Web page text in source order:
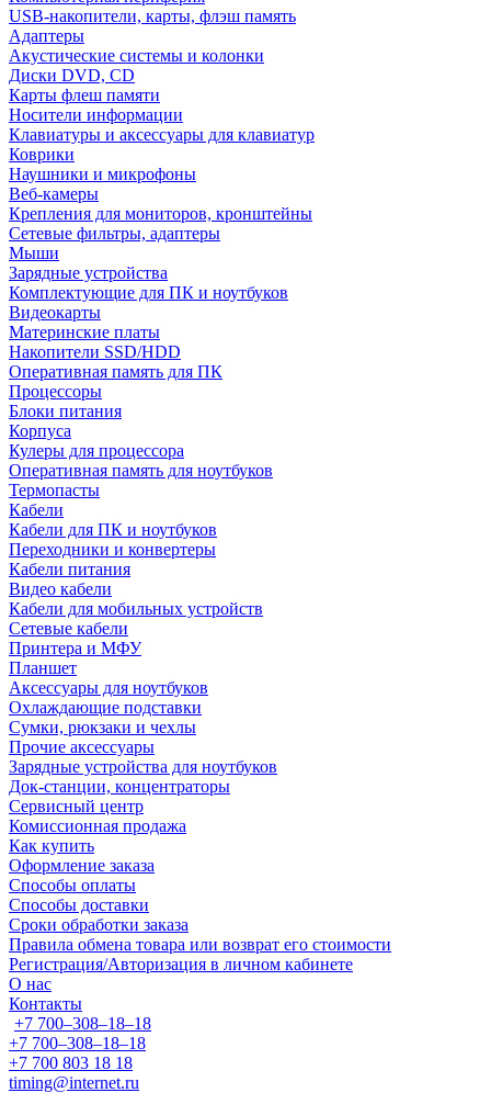
USB-накопители, карты, флэш память
Адаптеры
Акустические системы и колонки
Диски DVD, CD
Карты флеш памяти
Носители информации
Клавиатуры и аксессуары для клавиатур
Коврики
Наушники и микрофоны
Веб-камеры
Крепления для мониторов, кронштейны
Сетевые фильтры, адаптеры
Мыши
Зарядные устройства
Комплектующие для ПК и ноутбуков
Видеокарты
Материнские платы
Накопители SSD/HDD
Оперативная память для ПК
Процессоры
Блоки питания
Корпуса
Кулеры для процессора
Оперативная память для ноутбуков
Термопасты
Кабели
Кабели для ПК и ноутбуков
Переходники и конвертеры
Кабели питания
Видео кабели
Кабели для мобильных устройств
Сетевые кабели
Принтера и МФУ
Планшет
Аксессуары для ноутбуков
Охлаждающие подставки
Сумки, рюкзаки и чехлы
Прочие аксессуары
Зарядные устройства для ноутбуков
Док-станции, концентраторы
Сервисный центр
Комиссионная продажа
Как купить
Оформление заказа
Способы оплаты
Способы доставки
Сроки обработки заказа
Правила обмена товара или возврат его стоимости
Регистрация/Авторизация в личном кабинете
О нас
Контакты
+7 700‒308‒18‒18
+7 700‒308‒18‒18
+7 700 803 18 18
timing@internet.ru